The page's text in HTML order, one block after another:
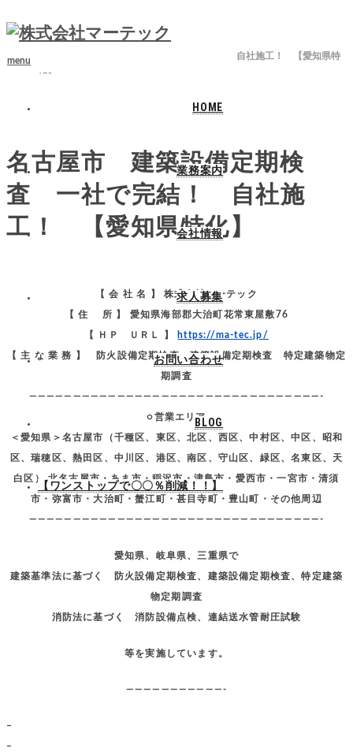
menu
HOME
業務案内
会社情報
求人募集
お問い合わせ
BLOG
【ワンストップで〇〇％削減！！】
ブログ
名古屋市 建築設備定期検査業務
名古屋市 建築設備定期検査 一社で完結！ 自社施工！ 【愛知県特
名古屋市 建築設備定期検
査 一社で完結！ 自社施
工！ 【愛知県特化】
【 会 社 名 】 株式会社マーテック
【 住 所 】 愛知県海部郡大治町花常東屋敷76
【 ＨＰ ＵＲＬ 】 https://ma-tec.jp/
【 主 な 業 務 】 防火設備定期検査 建築設備定期検査 特定建築物定
期調査
—————————————————————————————————-
○営業エリア
＜愛知県＞名古屋市（千種区、東区、北区、西区、中村区、中区、昭和
区、瑞穂区、熱田区、中川区、港区、南区、守山区、緑区、名東区、天
白区） 北名古屋市・あま市・稲沢市・津島市・愛西市・一宮市・清須
市・弥富市・大治町・蟹江町・甚目寺町・豊山町・その他周辺
—————————————————————————————————-
愛知県、岐阜県、三重県で
建築基準法に基づく 防火設備定期検査、建築設備定期検査、特定建築
物定期調査
消防法に基づく 消防設備点検、連結送水管耐圧試験
等を実施しています。
———————————-
–
–